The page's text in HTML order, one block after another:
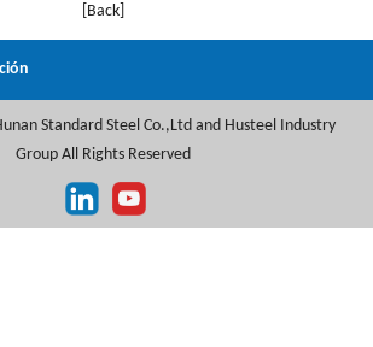
[Back]
Standard Steel Co.,Ltd and Husteel Industry
Group All Rights Reserved